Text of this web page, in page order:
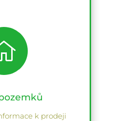
k prodeji